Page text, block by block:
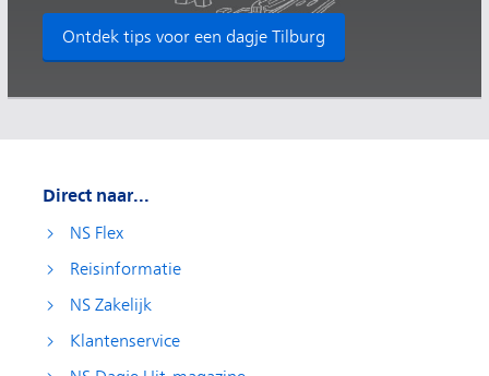
Ontdek tips voor een dagje Tilburg
Direct naar...
NS Flex
Reisinformatie
NS Zakelijk
Klantenservice